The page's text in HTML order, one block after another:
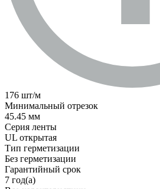
176 шт/м
Минимальный отрезок
45.45 мм
Серия ленты
UL открытая
Тип герметизации
Без герметизации
Гарантийный срок
7 год(а)